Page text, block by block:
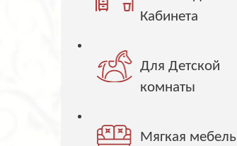
Кабинета
Для Детской
комнаты
Мягкая мебель